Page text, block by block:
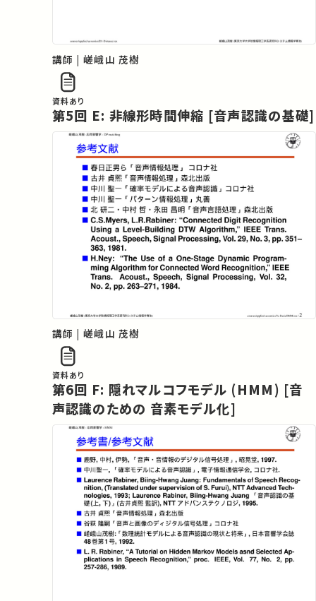
講師 | 嵯峨山 茂樹
資料あり
第5回 E: 非線形時間伸縮 [音声認識の基礎]
講師 | 嵯峨山 茂樹
資料あり
第6回 F: 隠れマルコフモデル (HMM) [音
声認識のための 音素モデル化]